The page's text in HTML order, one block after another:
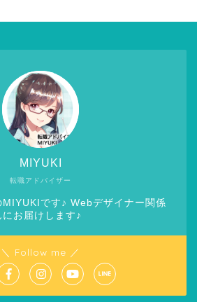
転職アドバイザー
MIYUKI
です♪ Webデザイナー関係
お届けします♪
＼ Follow me ／